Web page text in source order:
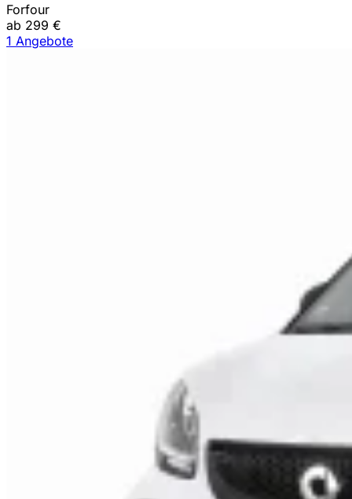
Forfour
ab 299 €
1 Angebote